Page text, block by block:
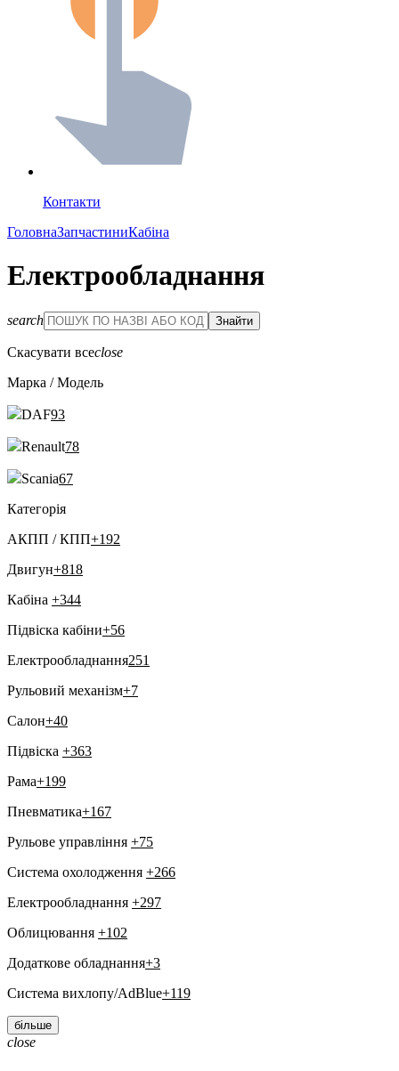
Контакти
ГоловнаЗапчастиниКабіна
Електрообладнання
search
Скасувати всеclose
Марка / Модель
DAF93
Renault78
Scania67
Категорія
АКПП / КПП+192
Двигун+818
Кабіна +344
Підвіска кабіни+56
Електрообладнання251
Рульовий механізм+7
Салон+40
Підвіска +363
Рама+199
Пневматика+167
Рульове управління +75
Система охолодження +266
Електрообладнання +297
Облицювання +102
Додаткове обладнання+3
Система вихлопу/AdBlue+119
більше
close